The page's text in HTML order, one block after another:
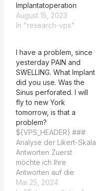
Implantatoperation
August 15, 2023
In "research-vps"
I have a problem, since
yesterday PAIN and
SWELLING. What Implant
did you use. Was the
Sinus perforated. I will
fly to new York
tomorrow, is that a
problem?
${VPS_HEADER} ###
Analyse der Likert-Skala
Antworten Zuerst
möchte ich Ihre
Antworten auf die
Likert-Skala auswerten:
Mai 25, 2024